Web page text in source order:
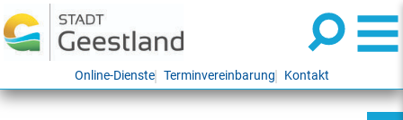
Online-Dienste Terminvereinbarung Kontakt